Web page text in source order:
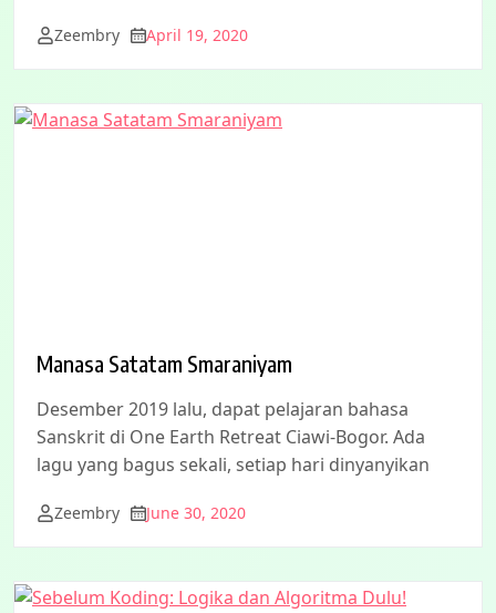
Zeembry April 19, 2020
Manasa Satatam Smaraniyam
Desember 2019 lalu, dapat pelajaran bahasa
Sanskrit di One Earth Retreat Ciawi-Bogor. Ada
lagu yang bagus sekali, setiap hari dinyanyikan
Zeembry June 30, 2020